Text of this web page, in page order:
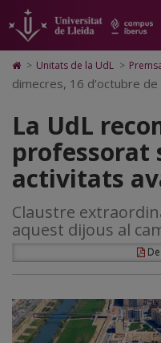
La
UdL
recomana
al
professorat
suspendre
les
activitats
avaluatives
pàgina
principal.
Universitat
Lleida
contingut
principal
Mapa
Web.
Universitat
Cerca
Accessibilitat.
Universitat
Lleida
Icono
de
Home
a
la
página
de
inicio
> Unitats de la UdL >
dimecres, 16 d’octubre
La UdL
professorat
activitats
Claustre
aquest dijous al